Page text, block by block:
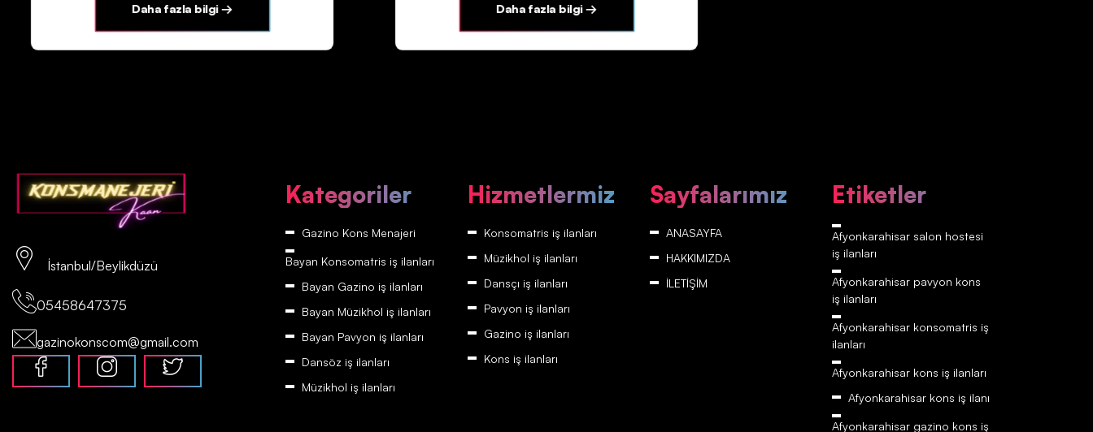
Daha fazla bilgi → Daha fazla bilgi →
İstanbul/Beylikdüzü
05458647375
gazinokonscom@gmail.com
Kategoriler
Gazino Kons Menajeri
Bayan Konsomatris iş ilanları
Bayan Gazino iş ilanları
Bayan Müzikhol iş ilanları
Bayan Pavyon iş ilanları
Dansöz iş ilanları
Müzikhol iş ilanları
Hizmetlermiz
Konsomatris iş ilanları
Müzikhol iş ilanları
Dansçı iş ilanları
Pavyon iş ilanları
Gazino iş ilanları
Kons iş ilanları
Sayfalarımız
ANASAYFA
HAKKIMIZDA
İLETİŞİM
Etiketler
Afyonkarahisar‎‎‎‎ salon hostesi
iş ilanları
Afyonkarahisar‎‎‎‎ pavyon kons
iş ilanları
Afyonkarahisar‎‎‎‎ konsomatris iş
ilanları
Afyonkarahisar‎‎‎‎ kons iş ilanları
Afyonkarahisar‎‎‎‎ kons iş ilanı
Afyonkarahisar‎‎‎‎ gazino kons iş